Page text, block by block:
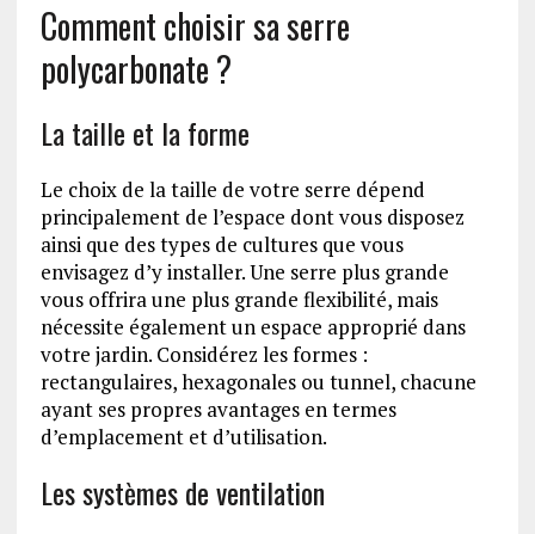
Comment choisir sa serre
polycarbonate ?
La taille et la forme
Le choix de la taille de votre serre dépend
principalement de l’espace dont vous disposez
ainsi que des types de cultures que vous
envisagez d’y installer. Une serre plus grande
vous offrira une plus grande flexibilité, mais
nécessite également un espace approprié dans
votre jardin. Considérez les formes :
rectangulaires, hexagonales ou tunnel, chacune
ayant ses propres avantages en termes
d’emplacement et d’utilisation.
Les systèmes de ventilation